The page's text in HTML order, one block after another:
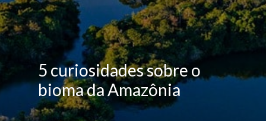
5 curiosidades sobre o
bioma da Amazônia